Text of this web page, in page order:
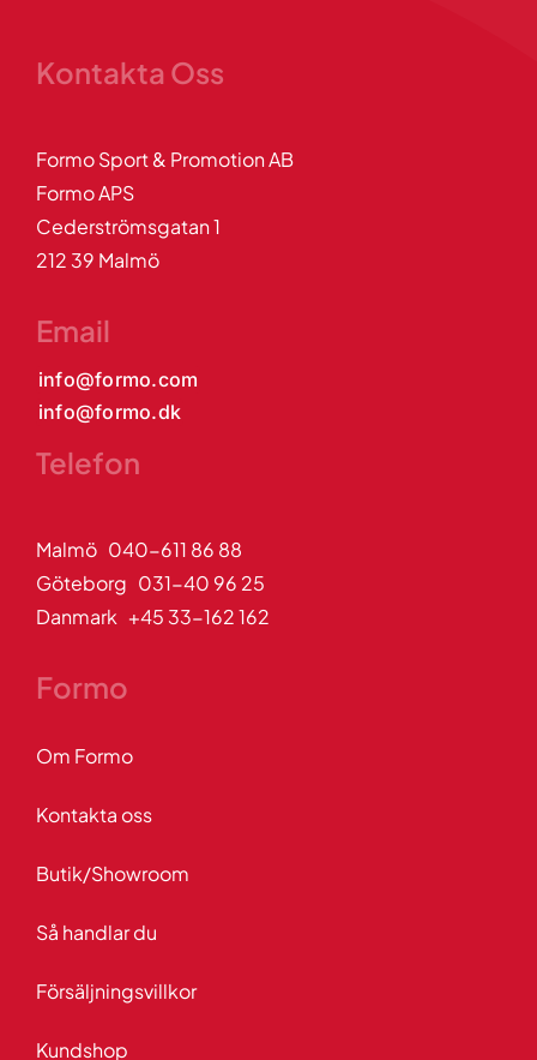
Kontakta Oss
Formo Sport & Promotion AB
Formo APS
Cederströmsgatan 1
212 39 Malmö
Email
info@formo.com
info@formo.dk
Telefon
Malmö 040-611 86 88
Göteborg 031-40 96 25
Danmark +45 33-162 162
Formo
Om Formo
Kontakta oss
Butik/Showroom
Så handlar du
Försäljningsvillkor
Kundshop